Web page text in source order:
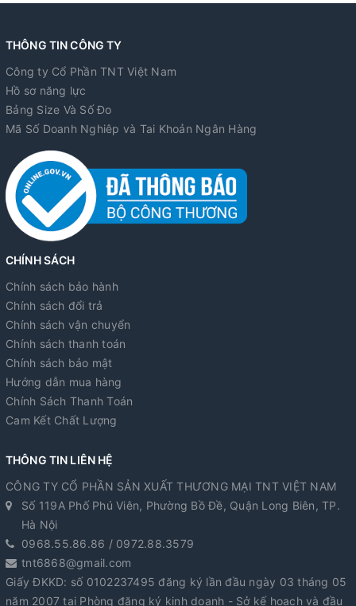
THÔNG TIN CÔNG TY
Công ty Cổ Phần TNT Việt Nam
Hồ sơ năng lực
Bảng Size Và Số Đo
Mã Số Doanh Nghiêp và Tai Khoản Ngân Hàng
CHÍNH SÁCH
Chính sách bảo hành
Chính sách đổi trả
Chính sách vận chuyển
Chính sách thanh toán
Chính sách bảo mật
Hướng dẫn mua hàng
Chính Sách Thanh Toán
Cam Kết Chất Lượng
THÔNG TIN LIÊN HỆ
CÔNG TY CỔ PHẦN SẢN XUẤT THƯƠNG MẠI TNT VIỆT NAM
Số 119A Phố Phú Viên, Phường Bồ Đề, Quận Long Biên, TP.
Hà Nội
0968.55.86.86 / 0972.88.3579
tnt6868@gmail.com
Giấy ĐKKD: số 0102237495 đăng ký lần đầu ngày 03 tháng 05
năm 2007 tại Phòng đăng ký kinh doanh - Sở kế hoạch và đầu